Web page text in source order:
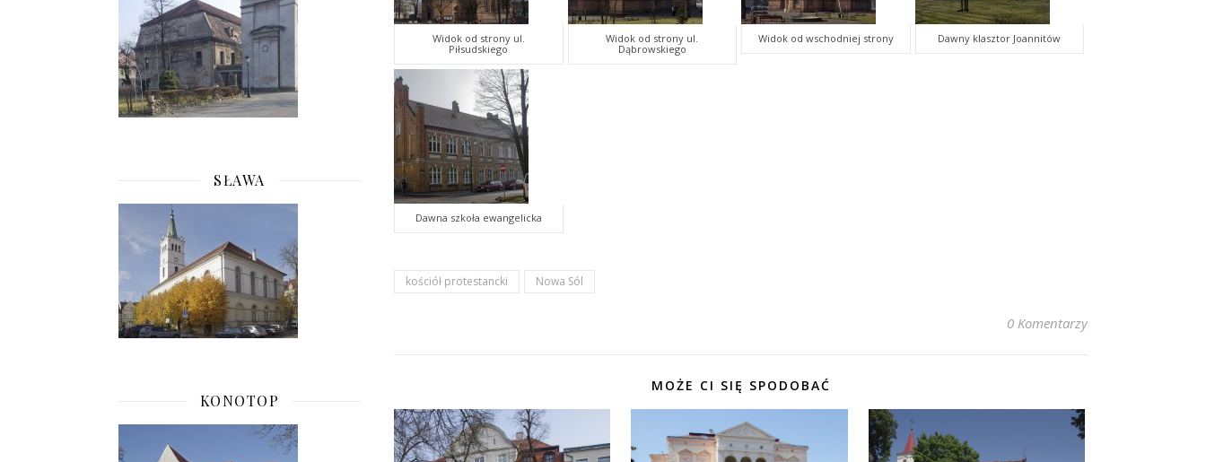
SŁAWA
KONOTOP
Widok od strony ul.
Piłsudskiego
Widok od strony ul.
Dąbrowskiego
Widok od wschodniej strony Dawny klasztor Joannitów
Dawna szkoła ewangelicka
kościół protestancki Nowa Sól
0 Komentarzy
MOŻE CI SIĘ SPODOBAĆ